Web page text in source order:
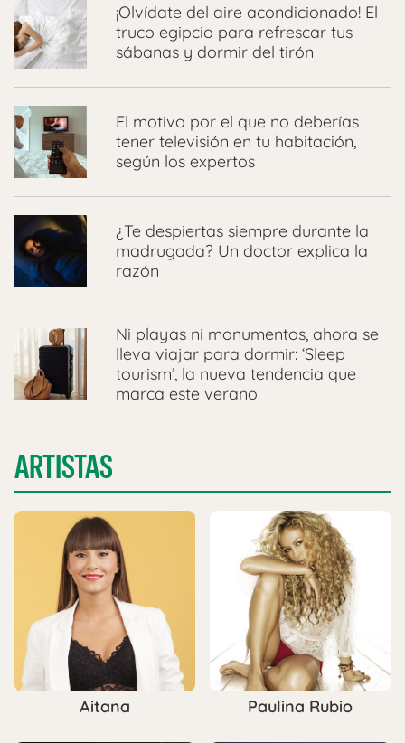
¡Olvídate del aire acondicionado! El
truco egipcio para refrescar tus
sábanas y dormir del tirón
El motivo por el que no deberías
tener televisión en tu habitación,
según los expertos
¿Te despiertas siempre durante la
madrugada? Un doctor explica la
razón
Ni playas ni monumentos, ahora se
lleva viajar para dormir: ‘Sleep
tourism’, la nueva tendencia que
marca este verano
ARTISTAS
Aitana Paulina Rubio